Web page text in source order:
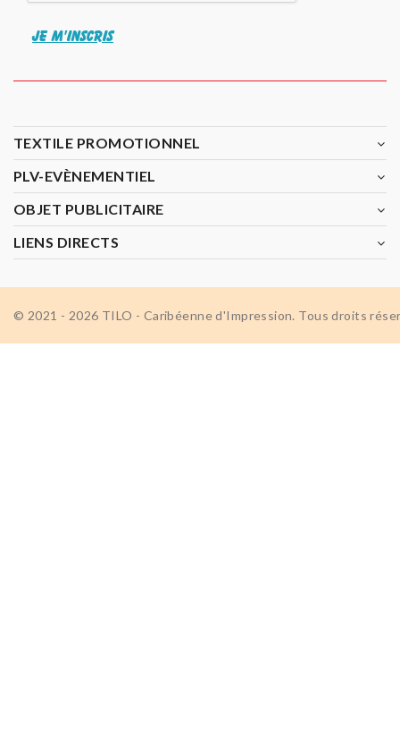
JE M'INSCRIS
TEXTILE PROMOTIONNEL
PLV-EVÈNEMENTIEL
OBJET PUBLICITAIRE
LIENS DIRECTS
© 2021 - 2026 TILO - Caribéenne d'Impression. Tous droits